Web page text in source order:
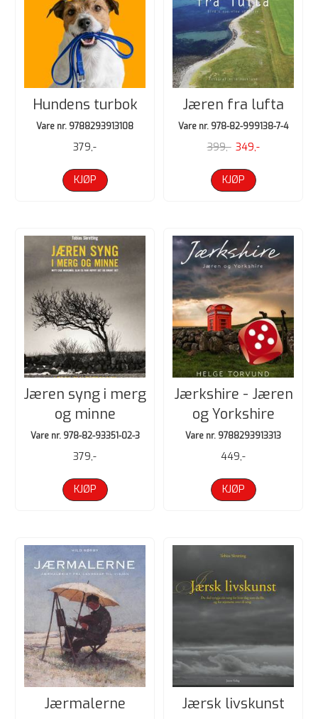
Hundens turbok
Vare nr. 9788293913108
379,-
KJØP
Jæren fra lufta
Vare nr. 978-82-999138-7-4
399,- 349,-
KJØP
Jæren syng i merg
og minne
Vare nr. 978-82-93351-02-3
379,-
KJØP
Jærkshire - Jæren
og Yorkshire
Vare nr. 9788293913313
449,-
KJØP
Jærmalerne Jærsk livskunst